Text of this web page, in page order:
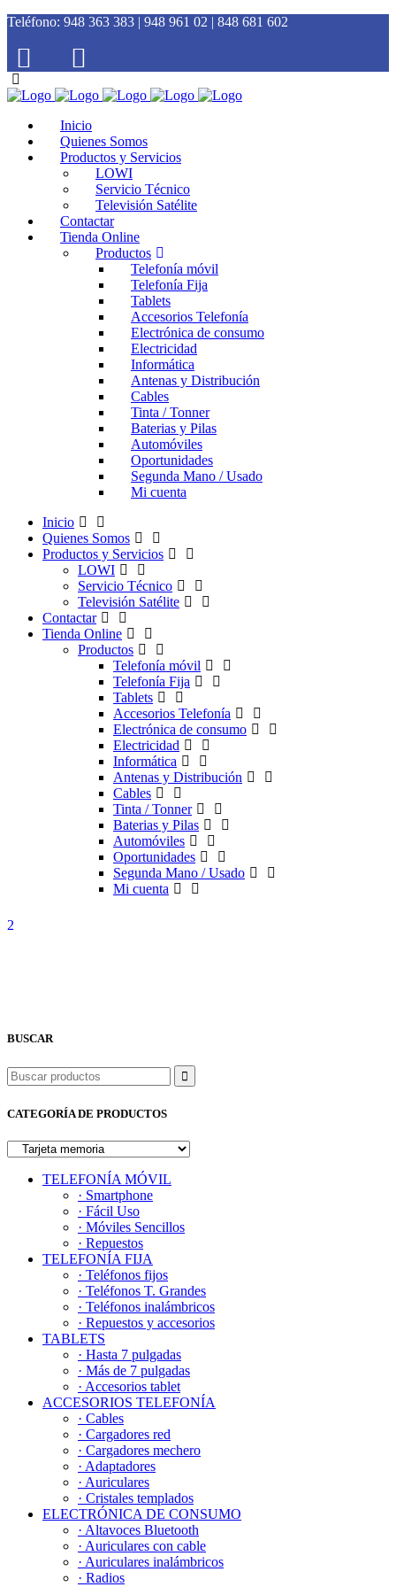
Teléfono: 948 363 383 | 948 961 02 | 848 681 602
Inicio
Quienes Somos
Productos y Servicios
LOWI
Servicio Técnico
Televisión Satélite
Contactar
Tienda Online
Productos
Telefonía móvil
Telefonía Fija
Tablets
Accesorios Telefonía
Electrónica de consumo
Electricidad
Informática
Antenas y Distribución
Cables
Tinta / Tonner
Baterias y Pilas
Automóviles
Oportunidades
Segunda Mano / Usado
Mi cuenta
Inicio
Quienes Somos
Productos y Servicios
LOWI
Servicio Técnico
Televisión Satélite
Contactar
Tienda Online
Productos
Telefonía móvil
Telefonía Fija
Tablets
Accesorios Telefonía
Electrónica de consumo
Electricidad
Informática
Antenas y Distribución
Cables
Tinta / Tonner
Baterias y Pilas
Automóviles
Oportunidades
Segunda Mano / Usado
Mi cuenta
BUSCAR
Buscar
CATEGORÍA DE PRODUCTOS
TELEFONÍA MÓVIL
· Smartphone
· Fácil Uso
· Móviles Sencillos
· Repuestos
TELEFONÍA FIJA
· Teléfonos fijos
· Teléfonos T. Grandes
· Teléfonos inalámbricos
· Repuestos y accesorios
TABLETS
· Hasta 7 pulgadas
· Más de 7 pulgadas
· Accesorios tablet
ACCESORIOS TELEFONÍA
· Cables
· Cargadores red
· Cargadores mechero
· Adaptadores
· Auriculares
· Cristales templados
ELECTRÓNICA DE CONSUMO
· Altavoces Bluetooth
· Auriculares con cable
· Auriculares inalámbricos
· Radios